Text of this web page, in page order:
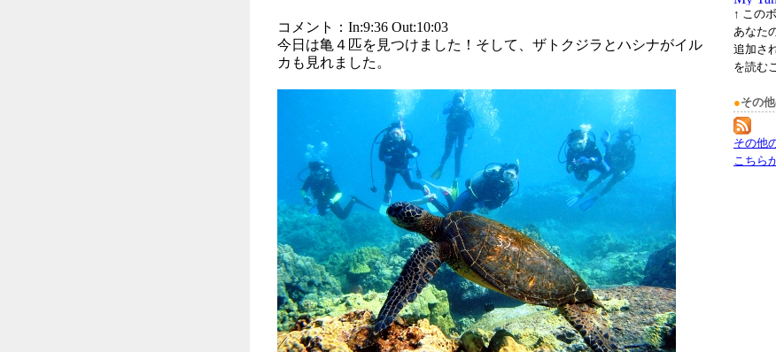
コメント：In:9:36 Out:10:03
今日は亀４匹を見つけました！そして、ザトクジラとハシナがイル
カも見れました。
↑ この
あなた
追加さ
を読む
●その
その他
こちら